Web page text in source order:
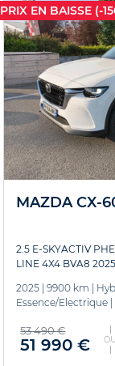
PRIX EN BAISSE (-
MAZDA CX-
2.5 E-SKYACTIV
LINE 4X4 BVA8 2025
2025| 9900 km
Essence/Electrique|
53 490 €
51 990 € OU